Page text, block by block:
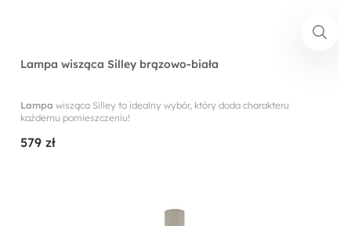
Lampa wisząca Silley brązowo-biała
Lampa wisząca Silley to idealny wybór, który doda charakteru
każdemu pomieszczeniu!
579 zł